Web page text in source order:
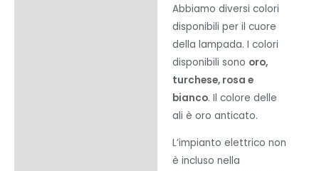
Abbiamo diversi colori
disponibili per il cuore
della lampada. I colori
disponibili sono oro,
turchese, rosa e
bianco. Il colore delle
ali è oro anticato.
L’impianto elettrico non
è incluso nella